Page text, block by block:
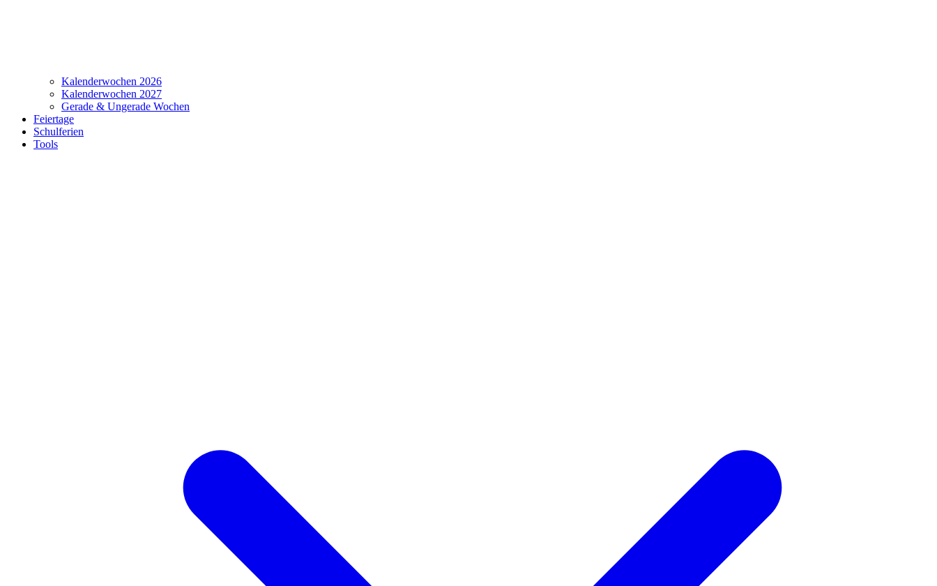
Kalenderwochen 2026
Kalenderwochen 2027
Gerade & Ungerade Wochen
Feiertage
Schulferien
Tools